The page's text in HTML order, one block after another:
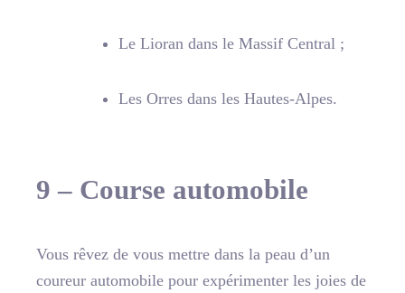
Le Lioran dans le Massif Central ;
Les Orres dans les Hautes-Alpes.
9 – Course automobile
Vous rêvez de vous mettre dans la peau d’un
coureur automobile pour expérimenter les joies de